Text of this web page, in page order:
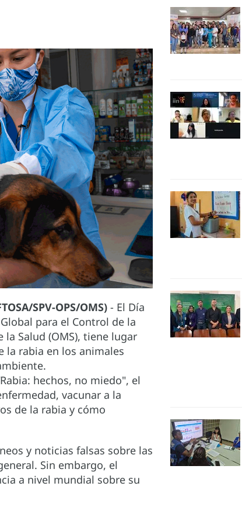
SPV-OPS/OMS) - El Día
para el Control de la
la Salud (OMS), tiene lugar
la rabia en los animales
hechos, no miedo", el
vacunar a la
de la rabia y cómo
y noticias falsas sobre las
Sin embargo, el
a nivel mundial sobre su